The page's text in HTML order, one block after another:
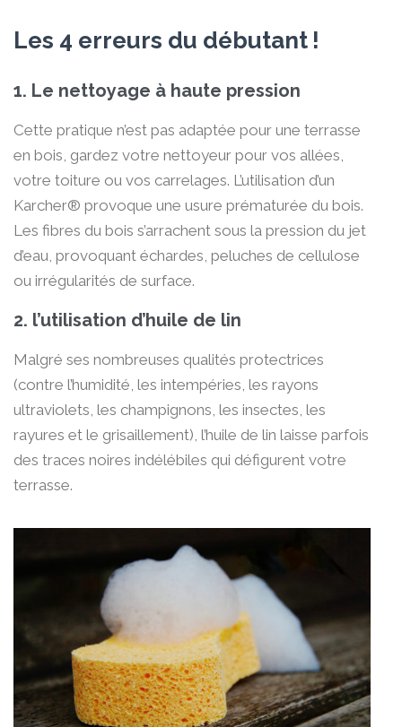
Les 4 erreurs du débutant !
1. Le nettoyage à haute pression
Cette pratique n’est pas adaptée pour une terrasse
en bois, gardez votre nettoyeur pour vos allées,
votre toiture ou vos carrelages. L’utilisation d’un
Karcher® provoque une usure prématurée du bois.
Les fibres du bois s’arrachent sous la pression du jet
d’eau, provoquant échardes, peluches de cellulose
ou irrégularités de surface.
2. l’utilisation d’huile de lin
Malgré ses nombreuses qualités protectrices
(contre l’humidité, les intempéries, les rayons
ultraviolets, les champignons, les insectes, les
rayures et le grisaillement), l’huile de lin laisse parfois
des traces noires indélébiles qui défigurent votre
terrasse.